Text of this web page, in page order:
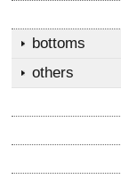
bottoms
others